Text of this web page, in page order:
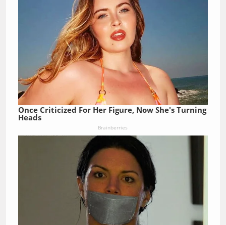
Once Criticized For Her Figure, Now She's Turning
Heads
Brainberries